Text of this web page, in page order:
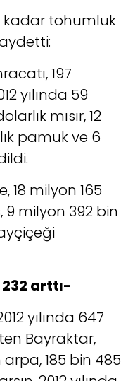
kadar tohumluk
197
yılında 59
mısır, 12
pamuk ve 6
18 milyon 165
9 milyon 392 bin
arttı-
yılında 647
Bayraktar,
arpa, 185 bin 485